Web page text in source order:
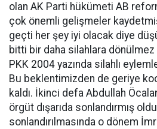
olan AK Parti hükümeti AB
çok önemli gelişmeler
geçti her şey iyi olacak diye
bitti bir daha silahlara
PKK 2004 yazında silahlı
Bu beklentimizden de geriye
kaldı. İkinci defa Abdullah
örgüt dışarıda sonlandırmış
sonlandırılmasında o dönem